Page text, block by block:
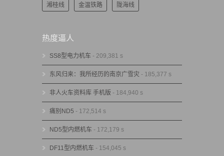
湘桂线 金温铁路 陇海线
热度逼人
SS8型电力机车 - 209,381 s
东风归来：我所经历的南京广雪灾 - 185,377 s
非人火车资料库 手机版 - 184,940 s
痛别ND5 - 172,514 s
ND5型内燃机车 - 172,179 s
DF11型内燃机车 - 154,045 s